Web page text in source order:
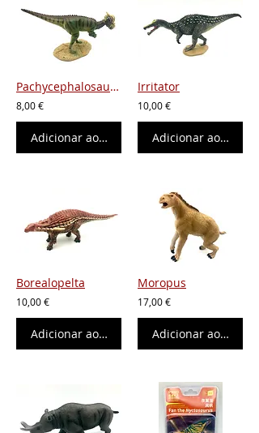
Pachycephalosaurus
8,00 €
Adicionar ao carrinho
Irritator
10,00 €
Adicionar ao
Borealopelta
10,00 €
Adicionar ao carrinho
Moropus
17,00 €
Adicionar ao